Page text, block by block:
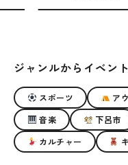
ジャンルからイベン
スポーツ ア
音楽
下呂市
カルチャー